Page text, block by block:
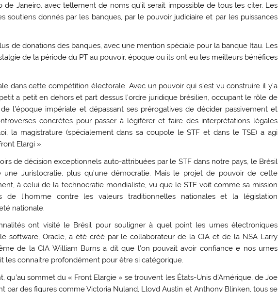
Janeiro, avec tellement de noms qu’il serait impossible de tous les citer. Les
soutiens donnés par les banques, par le pouvoir judiciaire et par les puissances
de donations des banques, avec une mention spéciale pour la banque Itau. Les
de la période du PT au pouvoir, époque ou ils ont eu les meilleurs bénéfices
dans cette compétition électorale. Avec un pouvoir qui s’est vu construire il y’a
a petit en dehors et part dessus l’ordre juridique brésilien, occupant le rôle de
l’époque impériale et dépassant ses prérogatives de décider passivement et
concrètes pour passer à légiférer et faire des interprétations légales
la magistrature (spécialement dans sa coupole le STF et dans le TSE) a agi
Elargi ».
de décision exceptionnels auto-attribuées par le STF dans notre pays, le Brésil
Juristocratie, plus qu’une démocratie. Mais le projet de pouvoir de cette
à celui de la technocratie mondialiste, vu que le STF voit comme sa mission
de l’homme contre les valeurs traditionnelles nationales et la législation
nationale.
ont visité le Brésil pour souligner à quel point les urnes électroniques
software, Oracle, a été créé par le collaborateur de la CIA et de la NSA Larry
de la CIA William Burns a dit que l’on pouvait avoir confiance e nos urnes
les connaitre profondément pour être si catégorique.
qu’au sommet du « Front Elargie » se trouvent les États-Unis d’Amérique, de Joe
par des figures comme Victoria Nuland, Lloyd Austin et Anthony Blinken, tous se